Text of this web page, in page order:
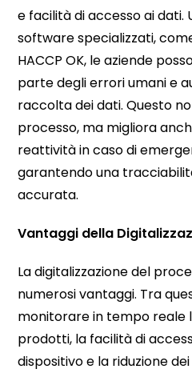
e facilità di accesso ai dati.
software specializzati,
HACCP OK, le aziende
parte degli errori umani e
raccolta dei dati. Questo
processo, ma migliora
reattività in caso di
garantendo una
accurata.
Vantaggi della
La digitalizzazione del
numerosi vantaggi. Tra
monitorare in tempo reale
prodotti, la facilità di
dispositivo e la riduzione